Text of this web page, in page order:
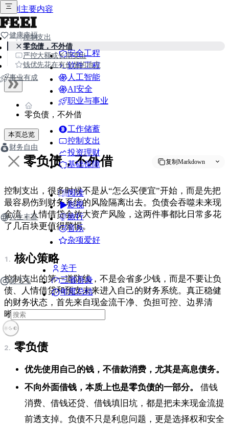
跳到主要内容
FEEI
健康幸福
事业有成
安全工程
软件工程
人工智能
AI安全
职业与事业
财务自由
工作储蓄
控制支出
投资理财
基础保障
人生丰富
阅读
影视
旅行
音乐
杂项爱好
吴飞飞
关于
三省吾身
年度总结
控制支出
零负债，不外借
严控大额或长期支出
钱优先花在有价值的地方
零负债，不外借
本页总览
复制Markdown
零负债，不外借
控制支出，很多时候不是从“怎么买便宜”开始，而是先把
最容易伤到财务系统的风险隔离出去。负债会吞噬未来现
金流，人情借贷会放大资产风险，这两件事都比日常多花
了几百块更值得警惕。
核心策略
控制支出的第一道防线，不是会省多少钱，而是不要让负
债、人情借贷和预支未来进入自己的财务系统。真正稳健
的财务状态，首先来自现金流干净、负担可控、边界清
晰。
零负债
优先使用自己的钱，不借款消费，尤其是高息债务。
不向外面借钱，本质上也是零负债的一部分。
借钱
消费、借钱还贷、借钱填旧坑，都是把未来现金流提
前透支掉。负债不只是利息问题，更是选择权和安全